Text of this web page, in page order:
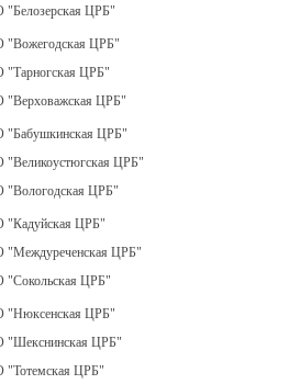
ЦРБ"
ЦРБ"
ЦРБ"
ЦРБ"
ЦРБ"
ЦРБ"
ЦРБ"
ЦРБ"
ЦРБ"
ЦРБ"
"Нюксенская ЦРБ"
ЦРБ"
ЦРБ"